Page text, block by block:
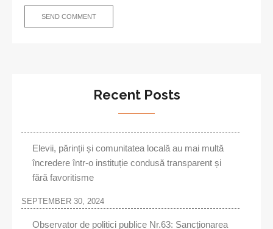
Recent Posts
Elevii, părinții și comunitatea locală au mai multă
încredere într-o instituție condusă transparent și
fără favoritisme
SEPTEMBER 30, 2024
Observator de politici publice Nr.63: Sancționarea